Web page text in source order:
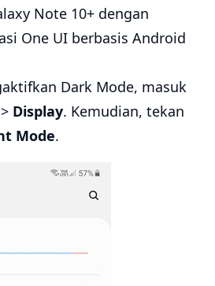
Note 10+ dengan
One UI berbasis Android
Dark Mode, masuk
> Display. Kemudian, tekan
Mode.